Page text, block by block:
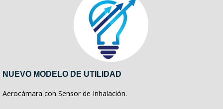
NUEVO MODELO DE UTILIDAD
Aerocámara con Sensor de Inhalación.